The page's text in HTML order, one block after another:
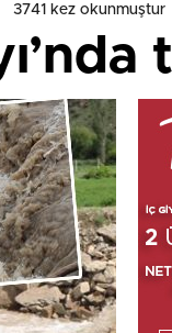
3741 kez okunmuştur